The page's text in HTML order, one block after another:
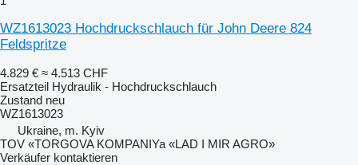
WZ1613023 Hochdruckschlauch für John Deere 824
Feldspritze
4.829 € ≈ 4.513 CHF
Ersatzteil Hydraulik - Hochdruckschlauch
Zustand neu
WZ1613023
Ukraine, m. Kyiv
TOV «TORGOVA KOMPANIYa «LAD I MIR AGRO»
Verkäufer kontaktieren